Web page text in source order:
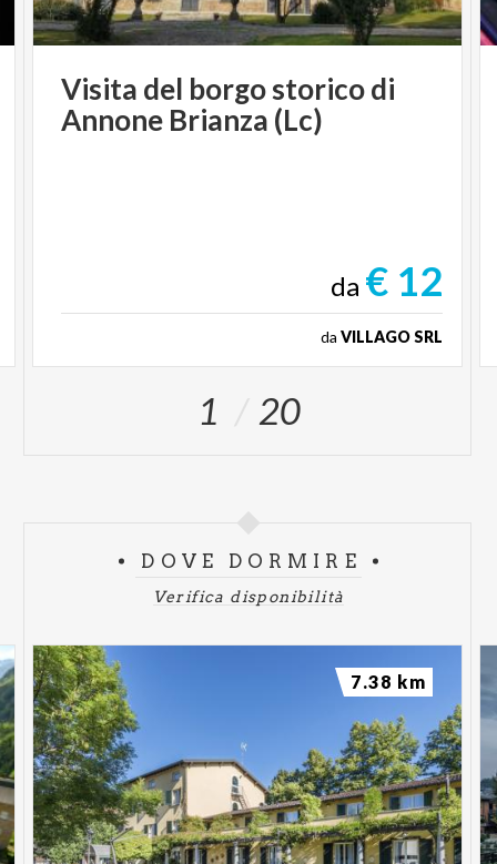
Visita del borgostoricodi
Annone Brianza (Lc)
da € 12
da VILLAGO SRL
1 20
DOVE DORMIRE
Verifica disponibilità
7.38 km